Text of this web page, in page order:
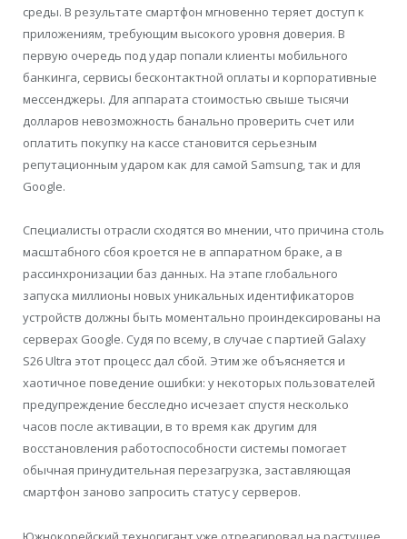
среды. В результате смартфон мгновенно теряет доступ к
приложениям, требующим высокого уровня доверия. В
первую очередь под удар попали клиенты мобильного
банкинга, сервисы бесконтактной оплаты и корпоративные
мессенджеры. Для аппарата стоимостью свыше тысячи
долларов невозможность банально проверить счет или
оплатить покупку на кассе становится серьезным
репутационным ударом как для самой Samsung, так и для
Google.
Специалисты отрасли сходятся во мнении, что причина столь
масштабного сбоя кроется не в аппаратном браке, а в
рассинхронизации баз данных. На этапе глобального
запуска миллионы новых уникальных идентификаторов
устройств должны быть моментально проиндексированы на
серверах Google. Судя по всему, в случае с партией Galaxy
S26 Ultra этот процесс дал сбой. Этим же объясняется и
хаотичное поведение ошибки: у некоторых пользователей
предупреждение бесследно исчезает спустя несколько
часов после активации, в то время как другим для
восстановления работоспособности системы помогает
обычная принудительная перезагрузка, заставляющая
смартфон заново запросить статус у серверов.